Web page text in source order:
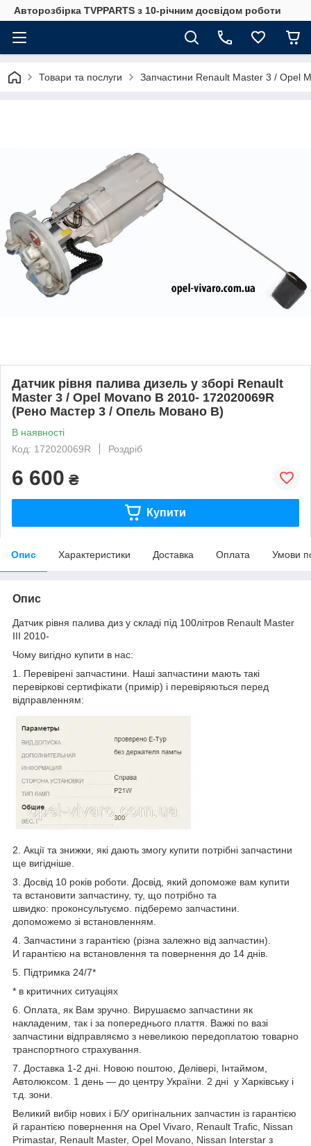
Авторозбірка TVPPARTS з 10-річним досвідом роботи
Товари та послуги Запчастини Renault Master 3 / Opel
Датчик рівня палива дизель у зборі Renault
Master 3 / Opel Movano B 2010- 172020069R
(Рено Мастер 3 / Опель Мовано B)
В наявності
Код: 172020069R
Роздріб
6 600 ₴
Купити
Опис Характеристики Доставка Оплата Умови
Опис
Датчик рівня палива диз у складі під 100літров Renault Master
III 2010-
Чому вигідно купити в нас:
1. Перевірені запчастини. Наші запчастини мають такі
перевіркові сертифікати (примір) і перевіряються перед
відправленням:
2. Акції та знижки, які дають змогу купити потрібні запчастини
ще вигідніше.
3. Досвід 10 років роботи. Досвід, який допоможе вам купити
та встановити запчастину, ту, що потрібно та
швидко: проконсультуємо. підберемо запчастини.
допоможемо зі встановленням.
4. Запчастини з гарантією (різна залежно від запчастин).
И гарантією на встановлення та повернення до 14 днів.
5. Підтримка 24/7*
* в критичних ситуаціях
6. Оплата, як Вам зручно. Вирушаємо запчастини як
накладеним, так і за попереднього плаття. Важкі по вазі
запчастини відправляємо з невеликою передоплатою товарно
транспортного страхування.
7. Доставка 1-2 дні. Новою поштою, Делівері, Інтаймом,
Автолюксом. 1 день — до центру України. 2 дні у Харківську і
т.д. зони.
Великий вибір нових і Б/У оригінальних запчастин із гарантією
й гарантією повернення на Opel Vivaro, Renault Trafic, Nissan
Primastar, Renault Master, Opel Movano, Nissan Interstar з